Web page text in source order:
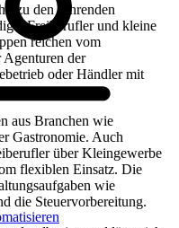
zu den führenden
Freiberufler und kleine
reichen vom
der
oder Händler mit
aus Branchen wie
Gastronomie. Auch
über Kleingewerbe
flexiblen Einsatz. Die
wie
die Steuervorbereitung.